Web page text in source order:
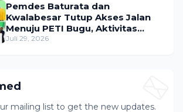
Pemdes Baturata dan
Kwalabesar Tutup Akses Jalan
Menuju PETI Bugu, Aktivitas
Tambang Diduga Masih
Juli 29, 2026
mailing list to get the new updates.